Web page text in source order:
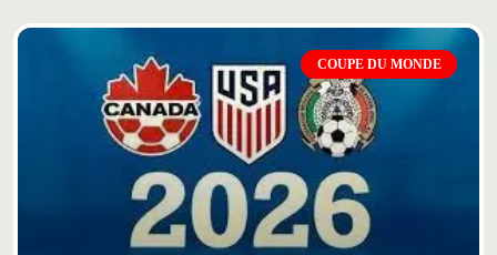
COUPE DU MONDE